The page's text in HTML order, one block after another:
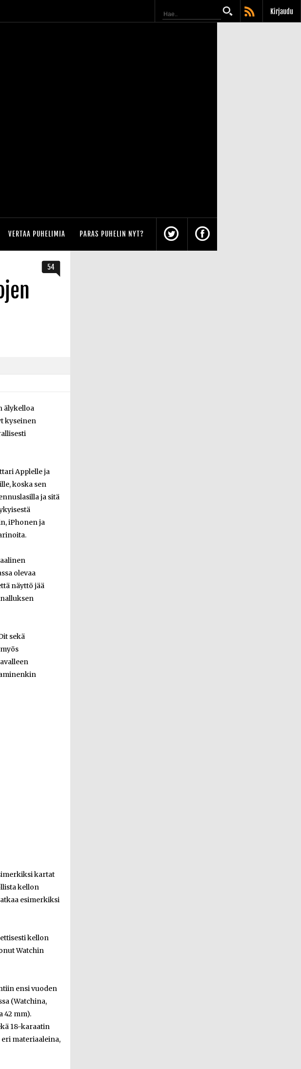
Kirjaudu
VERTAA PUHELIMIA PARAS PUHELIN NYT?
54
älykelloa
kyseinen
Applelle ja
koska sen
ja sitä
iPhonen ja
olevaa
näyttö jää
sekä
kartat
kellon
esimerkiksi
kellon
Watchin
ensi vuoden
(Watchina,
42 mm).
18-karaatin
materiaaleina,